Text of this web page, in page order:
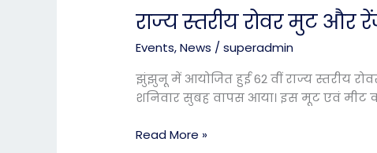
राज्य स्तरीय रोवर मुट और
Events,News /superadmin
झुंझुनू में आयोजित हुई 62 वीं राज्य स्तरीय
शनिवार सुबह वापस आया। इस मूट एवं मीट
Read More »